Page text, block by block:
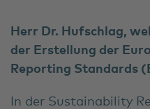
Herr Dr. Hufschlag,
der Erstellung der
Reporting Standards
In der Sustainability